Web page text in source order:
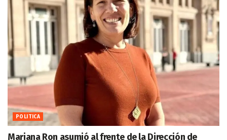
POLITICA
Mariana Ron asumió al frente de la Dirección de